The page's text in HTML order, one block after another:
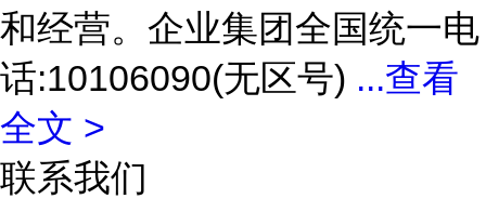
和经营。企业集团全国统一电
话:10106090(无区号) ...查看
全文 >
联系我们